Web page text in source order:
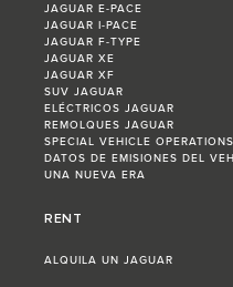
JAGUAR E-PACE
JAGUAR I-PACE
JAGUAR F-TYPE
JAGUAR XE
JAGUAR XF
SUV JAGUAR
ELÉCTRICOS JAGUAR
REMOLQUES JAGUAR
SPECIAL VEHICLE OPERATIONS
DATOS DE EMISIONES DEL
UNA NUEVA ERA
RENT
ALQUILA UN JAGUAR